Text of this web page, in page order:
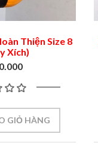
Thiện Size 8
Xích)